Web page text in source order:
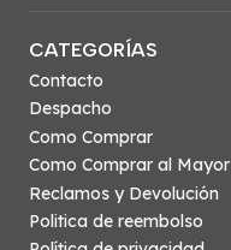
CATEGORÍAS
Contacto
Despacho
Como Comprar
Como Comprar al Mayor
Reclamos y Devolución
Politica de reembolso